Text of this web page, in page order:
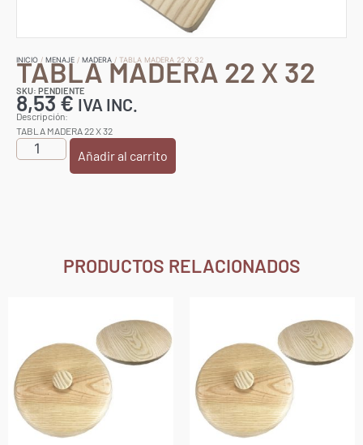
INICIO / MENAJE / MADERA / TABLA MADERA 22 X 32
TABLA MADERA 22 X 32
SKU: PENDIENTE
8,53€ IVA INC.
Descripción:
TABLA MADERA 22 X 32
Añadir al carrito
PRODUCTOS RELACIONADOS